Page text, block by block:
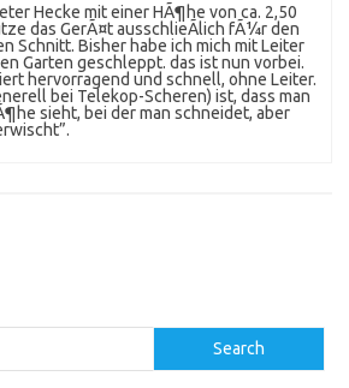
Hecke mit einer HÃ¶he von ca. 2,50
das GerÃ¤t ausschlieÃlich fÃ¼r den
Schnitt. Bisher habe ich mich mit Leiter
Garten geschleppt. das ist nun vorbei.
hervorragend und schnell, ohne Leiter.
bei Telekop-Scheren) ist, dass man
sieht, bei der man schneidet, aber
Search